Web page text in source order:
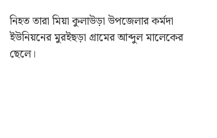
নিহত তারা মিয়া কুলাউড়া উপজেলার কর্মদা
ইউনিয়নের মুরইছড়া গ্রামের আব্দুল মালেকের
ছেলে।